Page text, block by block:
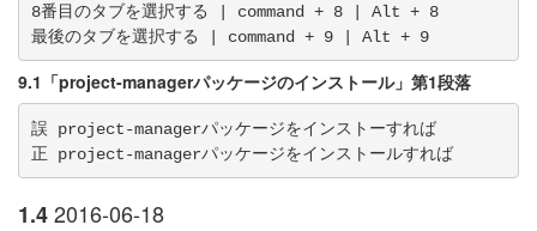
8番目のタブを選択する | command + 8 | Alt + 8
最後のタブを選択する | command + 9 | Alt + 9
9.1「project-managerパッケージのインストール」第1段落
誤 project-managerパッケージをインストーすれば
正 project-managerパッケージをインストールすれば
1.42016-06-18